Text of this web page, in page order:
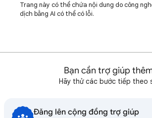
Trang này có thể chứa nội dung do công
dịch bằng AI có thể có lỗi.
Bạn cần trợ giúp
Hãy thử các bước tiếp theo
Đăng lên cộng đồng trợ giúp